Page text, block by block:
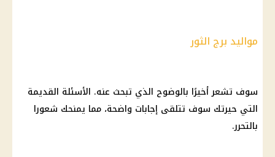
مواليد برج الثور
سوف تشعر أخيرًا بالوضوح الذي تبحث عنه. الأسئلة القديمة
التي حيرتك سوف تتلقى إجابات واضحة، مما يمنحك شعورا
بالتحرر.